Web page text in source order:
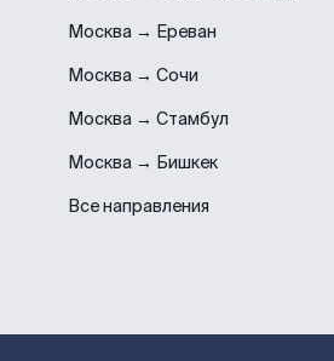
Москва → Ереван
Москва → Сочи
Москва → Стамбул
Москва → Бишкек
Все направления